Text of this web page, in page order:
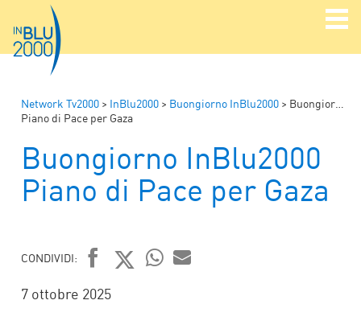
Network Tv2000 > InBlu2000 > Buongiorno InBlu2000 > Buongiorno InBlu2000
Piano di Pace per Gaza
Buongiorno InBlu2000
Piano di Pace per Gaza
CONDIVIDI:
FACEBOOK
TWITTER
7 ottobre 2025